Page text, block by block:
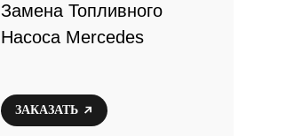
Замена Топливного
Насоса Mercedes
ЗАКАЗАТЬ